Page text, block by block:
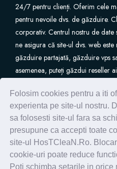
Folosim cookies pentru a iti
experienta pe site-ul nostru.
sa folosesti site-ul fara sa
presupune ca accepti toate
site-ul HosTCleaN.Ro.
cookie-uri poate reduce
Poti schimba setarile in orice
Site & Server Monitoring
VPN
Înregistrare domeniu nou
Transfer domenii
24/7 pentru clienți. Oferim cele
pentru nevoile dvs. de găzduire.
corporativ. Centrul nostru de date
ne asigura că site-ul dvs. web
găzduire partajată, găzduire vps
asemenea, puteți găzdui reseller
S.C. HostClean S.R.L
este
Prelucrarilor de Date cu